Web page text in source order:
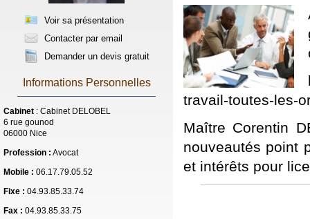
Voir sa présentation
Contacter par email
Demander un devis gratuit
Informations Personnelles
Cabinet : Cabinet DELOBEL
6 rue gounod
06000 Nice
Profession : Avocat
Mobile : 06.17.79.05.52
Fixe : 04.93.85.33.74
Fax : 04.93.85.33.75
travail-toutes-les-
Maître Corentin
nouveautés point
et intérêts pour